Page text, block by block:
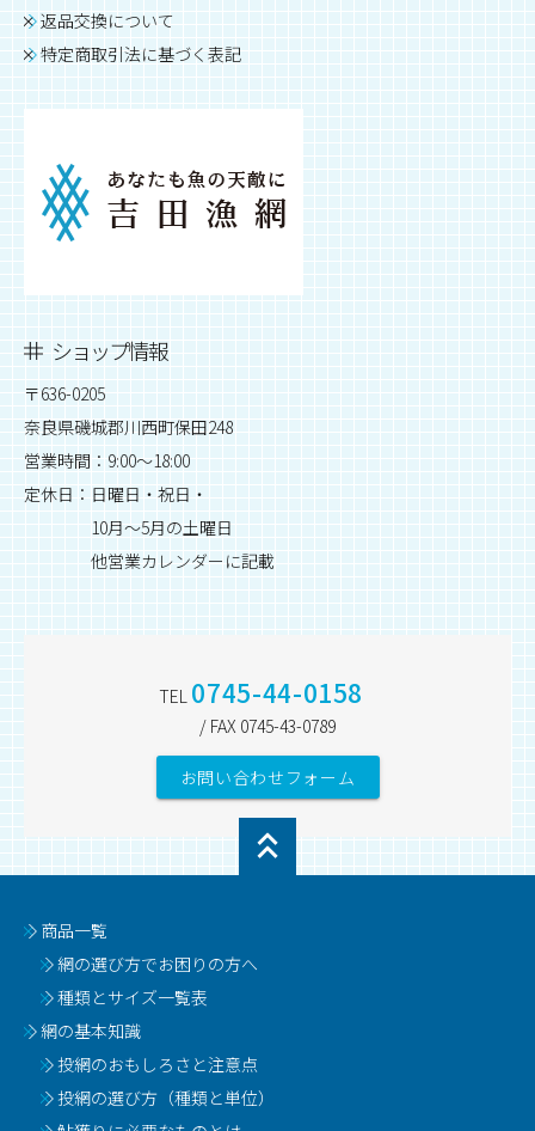
返品交換について
特定商取引法に基づく表記
ショップ情報
〒636-0205
奈良県磯城郡川西町保田248
営業時間：9:00～18:00
定休日：日曜日・祝日・
10月～5月の土曜日
他営業カレンダーに記載
TEL 0745-44-0158
/ FAX 0745-43-0789
お問い合わせフォーム
商品一覧
網の選び方でお困りの方へ
種類とサイズ一覧表
網の基本知識
投網のおもしろさと注意点
投網の選び方（種類と単位）